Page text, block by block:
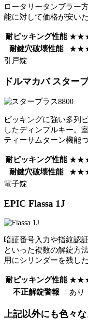
ロータリータンブラー
能に対して価格が安い
耐ピッキング性能
耐鍵穴破壊性能
引戸錠
ドルマカバ スター
ピッキングに強い多列
したディンプルキー。
ティーサムターン機能
耐ピッキング性能
耐鍵穴破壊性能
電子錠
EPIC Flassa 1J
暗証番号入力や指紋認
といった複数の解錠方
用にシリンダーを残し
耐ピッキング性能
不正解錠警報
あり
上記以外にも色々